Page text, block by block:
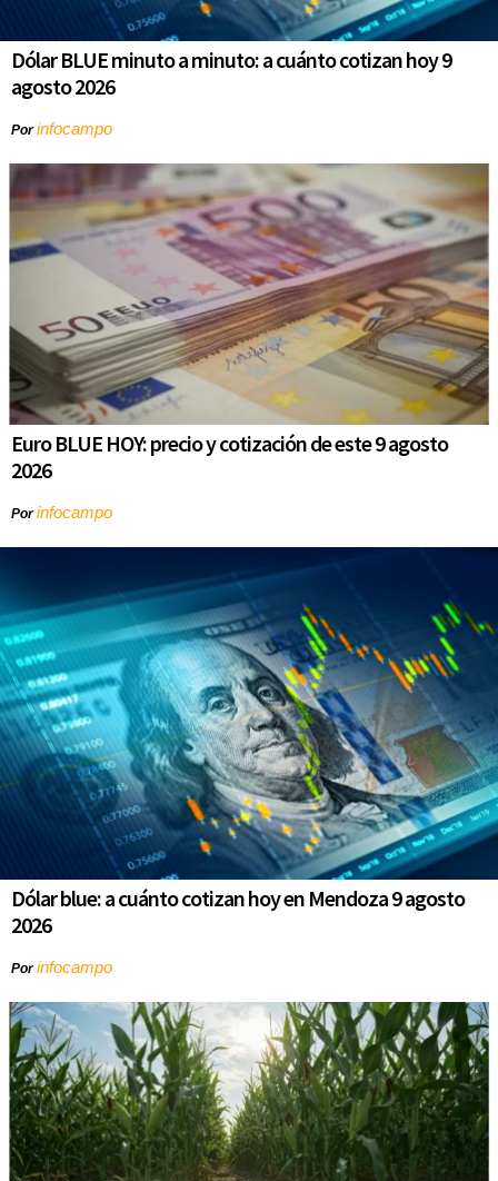
Dólar BLUE minuto a minuto: a cuánto cotizan hoy 9
agosto 2026
Porinfocampo
Euro BLUE HOY: precio y cotización de este 9 agosto
2026
Porinfocampo
Dólar blue: a cuánto cotizan hoy en Mendoza 9 agosto
2026
Porinfocampo